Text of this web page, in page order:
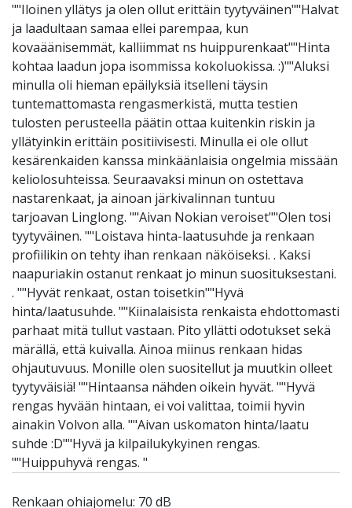
""Iloinen yllätys ja olen ollut erittäin tyytyväinen""Halvat
ja laadultaan samaa ellei parempaa, kun
kovaäänisemmät, kalliimmat ns huippurenkaat""Hinta
kohtaa laadun jopa isommissa kokoluokissa. :)""Aluksi
minulla oli hieman epäilyksiä itselleni täysin
tuntemattomasta rengasmerkistä, mutta testien
tulosten perusteella päätin ottaa kuitenkin riskin ja
yllätyinkin erittäin positiivisesti. Minulla ei ole ollut
kesärenkaiden kanssa minkäänlaisia ongelmia missään
keliolosuhteissa. Seuraavaksi minun on ostettava
nastarenkaat, ja ainoan järkivalinnan tuntuu
tarjoavan Linglong. ""Aivan Nokian veroiset""Olen tosi
tyytyväinen. ""Loistava hinta-laatusuhde ja renkaan
profiilikin on tehty ihan renkaan näköiseksi. . Kaksi
naapuriakin ostanut renkaat jo minun suosituksestani.
. ""Hyvät renkaat, ostan toisetkin""Hyvä
hinta/laatusuhde. ""Kiinalaisista renkaista ehdottomasti
parhaat mitä tullut vastaan. Pito yllätti odotukset sekä
märällä, että kuivalla. Ainoa miinus renkaan hidas
ohjautuvuus. Monille olen suositellut ja muutkin olleet
tyytyväisiä! ""Hintaansa nähden oikein hyvät. ""Hyvä
rengas hyvään hintaan, ei voi valittaa, toimii hyvin
ainakin Volvon alla. ""Aivan uskomaton hinta/laatu
suhde :D""Hyvä ja kilpailukykyinen rengas.
""Huippuhyvä rengas. "
Renkaan ohiajomelu: 70 dB